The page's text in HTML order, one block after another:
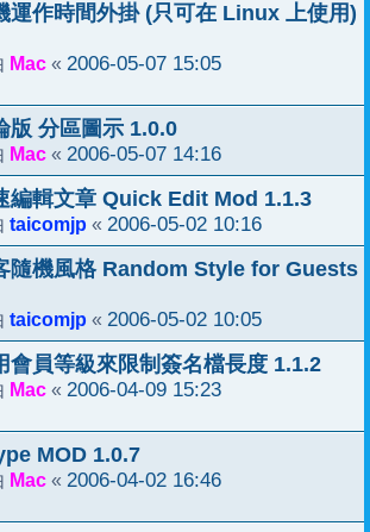
運作時間外掛 (只可在 Linux 上使用)
Mac « 2006-05-07 15:05
版 分區圖示 1.0.0
Mac « 2006-05-07 14:16
編輯文章 Quick Edit Mod 1.1.3
taicomjp « 2006-05-02 10:16
隨機風格 Random Style for Guests
taicomjp « 2006-05-02 10:05
會員等級來限制簽名檔長度 1.1.2
Mac « 2006-04-09 15:23
MOD 1.0.7
Mac « 2006-04-02 16:46